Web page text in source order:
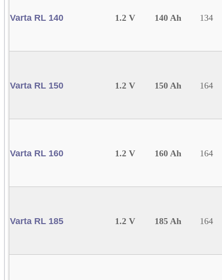
Varta RL 140 1.2 V 140 Ah 134
Varta RL 150 1.2 V 150 Ah 164
Varta RL 160 1.2 V 160 Ah 164
Varta RL 185 1.2 V 185 Ah 164